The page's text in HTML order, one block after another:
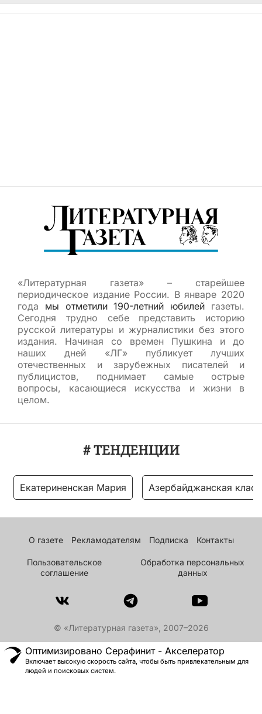
«Литературная газета» – старейшее
периодическое издание России. В январе 2020
года мы отметили 190-летний юбилей газеты.
Сегодня трудно себе представить историю
русской литературы и журналистики без этого
издания. Начиная со времен Пушкина и до
наших дней «ЛГ» публикует лучших
отечественных и зарубежных писателей и
публицистов, поднимает самые острые
вопросы, касающиеся искусства и жизни в
целом.
# ТЕНДЕНЦИИ
Екатериненская Мария Азербайджанская
О газете Рекламодателям Подписка Контакты
Пользовательское
соглашение
Обработка персональных
данных
© «Литературная газета», 2007–2026
Оптимизировано Серафинит - Акселератор
Включает высокую скорость сайта, чтобы быть привлекательным для
людей и поисковых систем.